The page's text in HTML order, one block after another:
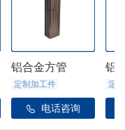
铝合金方管
定制加工件
 电话咨询
铝
定